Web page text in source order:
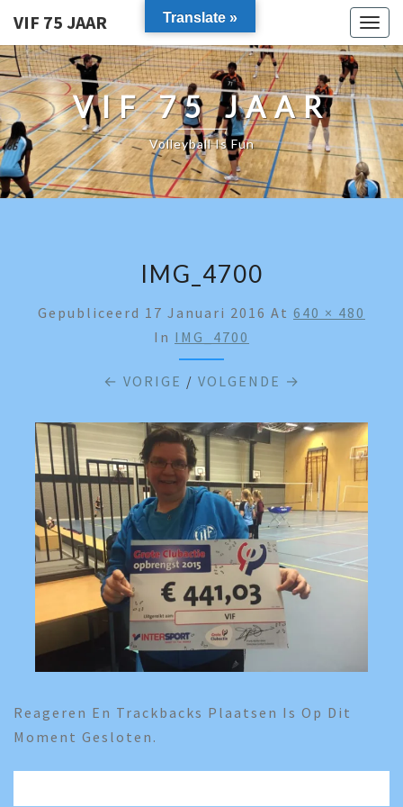
VIF 75 JAAR
VIF 75 JAAR
Volleyball Is Fun
IMG_4700
Gepubliceerd 17 Januari 2016 At 640 × 480
In IMG_4700
← VORIGE / VOLGENDE →
Reageren En Trackbacks Plaatsen Is Op Dit
Moment Gesloten.
Translate »